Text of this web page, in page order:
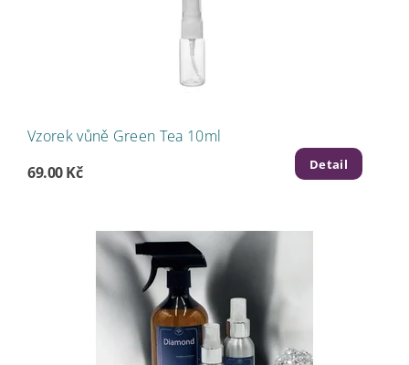
Vzorek vůně Green Tea 10ml
69.00 Kč
Detail